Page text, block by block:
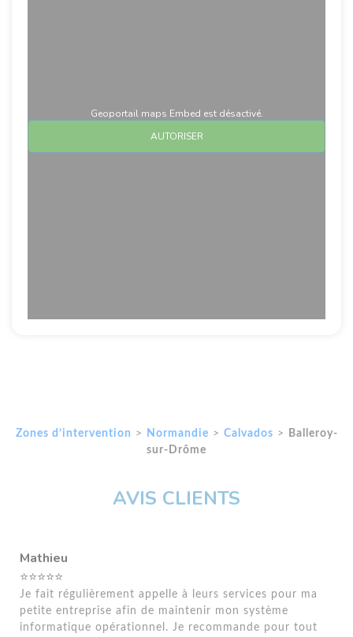
Geoportail maps Embed est désactivé.
AUTORISER
Zones d’intervention > Normandie > Calvados >
Balleroy-
sur-Drôme
AVIS CLIENTS
Mathieu
⭐⭐⭐⭐⭐
Je fait régulièrement appelle à leurs services pour ma
petite entreprise afin de maintenir mon système
informatique opérationnel. Je recommande pour tout